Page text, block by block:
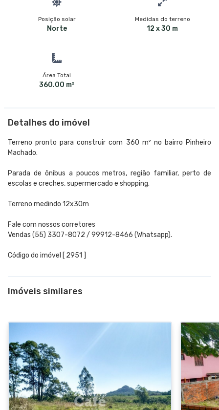
Posição solar
Norte
Medidas do terreno
12 x 30 m
Área Total
360.00 m²
Detalhes do imóvel
Terreno pronto para construir com 360 m² no bairro Pinheiro
Machado.
Parada de ônibus a poucos metros, região familiar, perto de
escolas e creches, supermercado e shopping.
Terreno medindo 12x30m
Fale com nossos corretores
Vendas (55) 3307-8072 / 99912-8466 (Whatsapp).
Código do imóvel [ 2951 ]
Imóveis similares